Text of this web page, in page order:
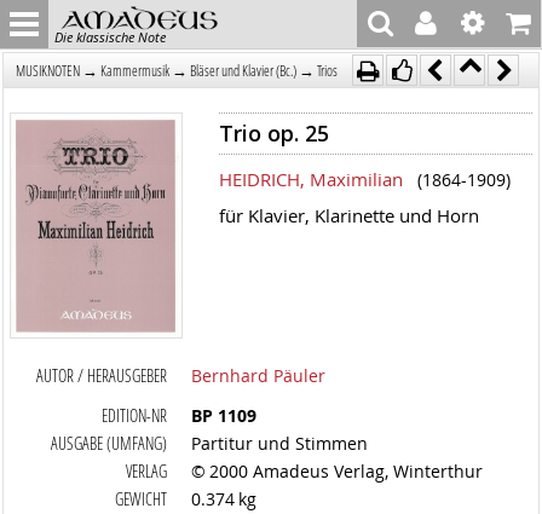
Die klassische Note
MUSIKNOTEN → Kammermusik → Bläser und Klavier (Bc.) → Trios
Trio op. 25
HEIDRICH, Maximilian (1864-1909)
für Klavier, Klarinette und Horn
AUTOR / HERAUSGEBER
Bernhard Päuler
EDITION-NR
BP 1109
AUSGABE (UMFANG)
Partitur und Stimmen
VERLAG
© 2000 Amadeus Verlag, Winterthur
GEWICHT
0.374 kg